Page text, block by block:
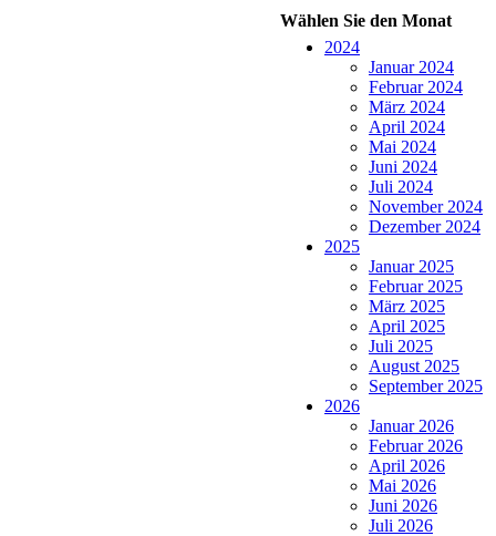
Wählen Sie den Monat
2024
Januar 2024
Februar 2024
März 2024
April 2024
Mai 2024
Juni 2024
Juli 2024
November 2024
Dezember 2024
2025
Januar 2025
Februar 2025
März 2025
April 2025
Juli 2025
August 2025
September 2025
2026
Januar 2026
Februar 2026
April 2026
Mai 2026
Juni 2026
Juli 2026